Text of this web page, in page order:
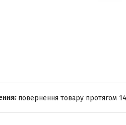
повернення товару протягом 14